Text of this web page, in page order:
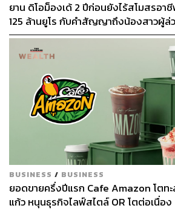
ยาน ดิโอม็องเด้ 2 ปีก่อนยังไร้สโมสรอา
125 ล้านยูโร กับคำสัญญาถึงน้องสาวผู้ล่
BUSINESS / BUSINESS
ยอดขายครึ่งปีแรก Cafe Amazon โตทะ
แก้ว หนุนธุรกิจไลฟ์สไตล์ OR โตต่อเนื่อง